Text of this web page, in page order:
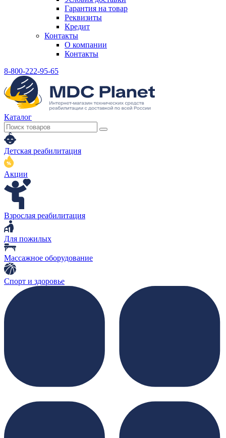
Гарантия на товар
Реквизиты
Кредит
Контакты
О компании
Контакты
8-800-222-95-65
Каталог
Детская реабилитация
Акции
Взрослая реабилитация
Для пожилых
Массажное оборудование
Спорт и здоровье